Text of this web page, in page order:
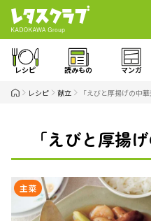
レシピ 読みもの マンガ
レシピ 献立 「えびと厚揚げの中
「えびと厚揚
主菜